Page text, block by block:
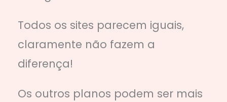
Todos os sites parecem iguais,
claramente não fazem a
diferença!
Os outros planos podem ser mais